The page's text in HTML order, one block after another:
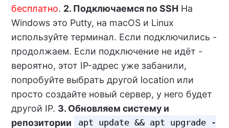
бесплатно. 2. Подключаемся по SSHНа
Windows это Putty, на macOS и Linux
используйте терминал. Если подключились -
продолжаем. Если подключение не идёт -
вероятно, этот IP-адрес уже забанили,
попробуйте выбрать другой location или
просто создайте новый сервер, у него будет
другой IP. 3. Обновляем систему и
репозитории
apt update && apt upgrade -